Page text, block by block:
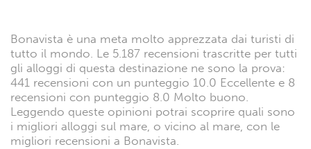
Bonavista è una meta molto apprezzata dai turisti di
tutto il mondo. Le 5.187 recensioni trascritte per tutti
gli alloggi di questa destinazione ne sono la prova:
441 recensioni con un punteggio 10.0 Eccellente e 8
recensioni con punteggio 8.0 Molto buono.
Leggendo queste opinioni potrai scoprire quali sono
i migliori alloggi sul mare, o vicino al mare, con le
migliori recensioni a Bonavista.